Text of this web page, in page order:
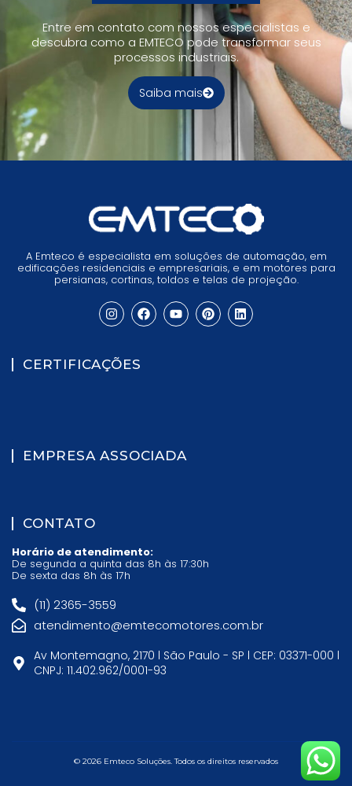
Entre em contato com nossos especialistas e
descubra como a EMTECO pode transformar seus
processos industriais.
Saiba mais
A Emteco é especialista em soluções de automação, em
edificações residenciais e empresariais, e em motores para
persianas, cortinas, toldos e telas de projeção.
CERTIFICAÇÕES
EMPRESA ASSOCIADA
CONTATO
Horário de atendimento:
De segunda a quinta das 8h às 17:30h
De sexta das 8h às 17h
(11) 2365-3559
atendimento@emtecomotores.com.br
Av Montemagno, 2170 l São Paulo - SP l CEP: 03371-000 l
CNPJ: 11.402.962/0001-93
© 2026 Emteco Soluções. Todos os direitos reservados